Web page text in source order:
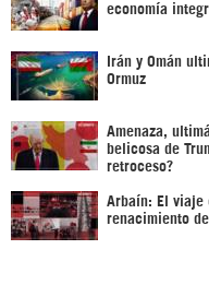
economía
Irán y Omán
Ormuz
Amenaza,
belicosa de
retroceso?
Arbaín: El viaje
renacimiento